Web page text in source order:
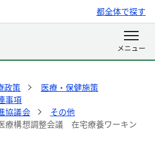
都全体で探す
政策
医療・保健施策
事項
協議会
その他
療構想調整会議 在宅療養ワーキン